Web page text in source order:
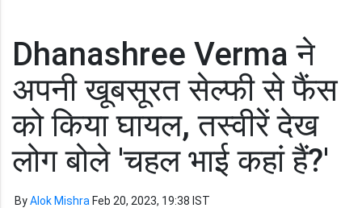
Dhanashree Verma ने
अपनी खूबसूरत सेल्फी से फैंस
को किया घायल, तस्वीरें देख
लोग बोले 'चहल भाई कहां हैं?'
ByAlok Mishra Feb 20, 2023, 19:38 IST